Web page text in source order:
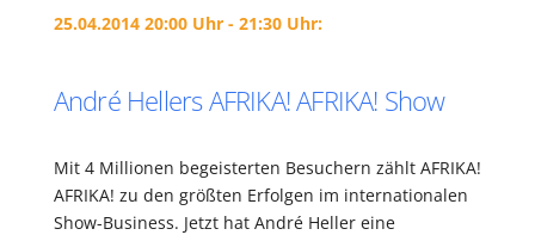
25.04.2014 20:00 Uhr - 21:30 Uhr:
André Hellers AFRIKA! AFRIKA! Show
Mit 4 Millionen begeisterten Besuchern zählt AFRIKA!
AFRIKA! zu den größten Erfolgen im internationalen
Show-Business. Jetzt hat André Heller eine